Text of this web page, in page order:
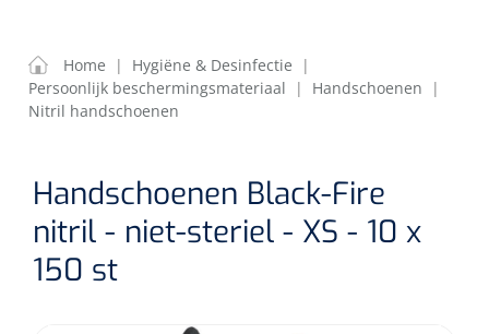
ADL & Comfortzorg
Algemene comfortzorg
Aromatherapie
Beauty care
Maagsondes
Huid
Beademing
Ventilatie toebehoren
Chirurgie
ZOEKRESULTATEN
Home | Hygiëne & Desinfectie
|
Persoonlijk beschermingsmateriaal
| Handschoenen
|
Nitril handschoenen
Handschoenen Black-Fire
nitril - niet-steriel - XS - 10 x
150 st